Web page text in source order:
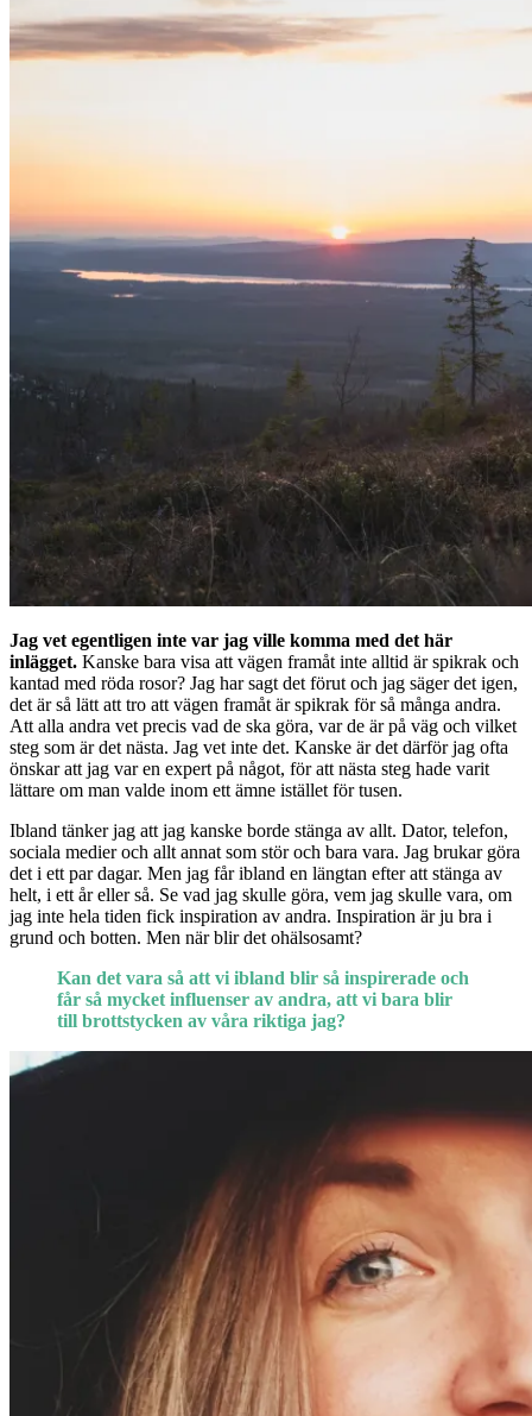
Jag vet egentligen inte var jag ville komma med det här
inlägget. Kanske bara visa att vägen framåt inte alltid är spikrak och
kantad med röda rosor? Jag har sagt det förut och jag säger det igen,
det är så lätt att tro att vägen framåt är spikrak för så många andra.
Att alla andra vet precis vad de ska göra, var de är på väg och vilket
steg som är det nästa. Jag vet inte det. Kanske är det därför jag ofta
önskar att jag var en expert på något, för att nästa steg hade varit
lättare om man valde inom ett ämne istället för tusen.
Ibland tänker jag att jag kanske borde stänga av allt. Dator, telefon,
sociala medier och allt annat som stör och bara vara. Jag brukar göra
det i ett par dagar. Men jag får ibland en längtan efter att stänga av
helt, i ett år eller så. Se vad jag skulle göra, vem jag skulle vara, om
jag inte hela tiden fick inspiration av andra. Inspiration är ju bra i
grund och botten. Men när blir det ohälsosamt?
Kan det vara så att vi ibland blir så inspirerade och
får så mycket influenser av andra, att vi bara blir
till brottstycken av våra riktiga jag?